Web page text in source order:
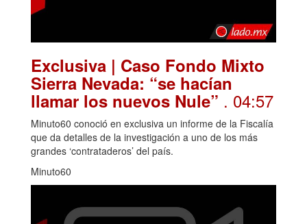
Exclusiva | Caso Fondo Mixto
Sierra Nevada: “se hacían
llamar los nuevos Nule” . 04:57
Minuto60 conoció en exclusiva un informe de la Fiscalía
que da detalles de la investigación a uno de los más
grandes ‘contrataderos’ del país.
Minuto60